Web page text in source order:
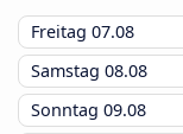
Freitag 07.08
Samstag 08.08
Sonntag 09.08